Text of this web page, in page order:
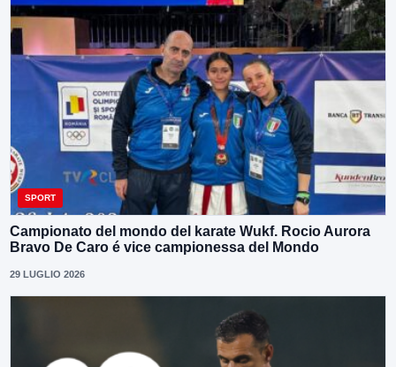
SPORT
Campionato del mondo del karate Wukf. Rocio Aurora
Bravo De Caro é vice campionessa del Mondo
29 LUGLIO 2026